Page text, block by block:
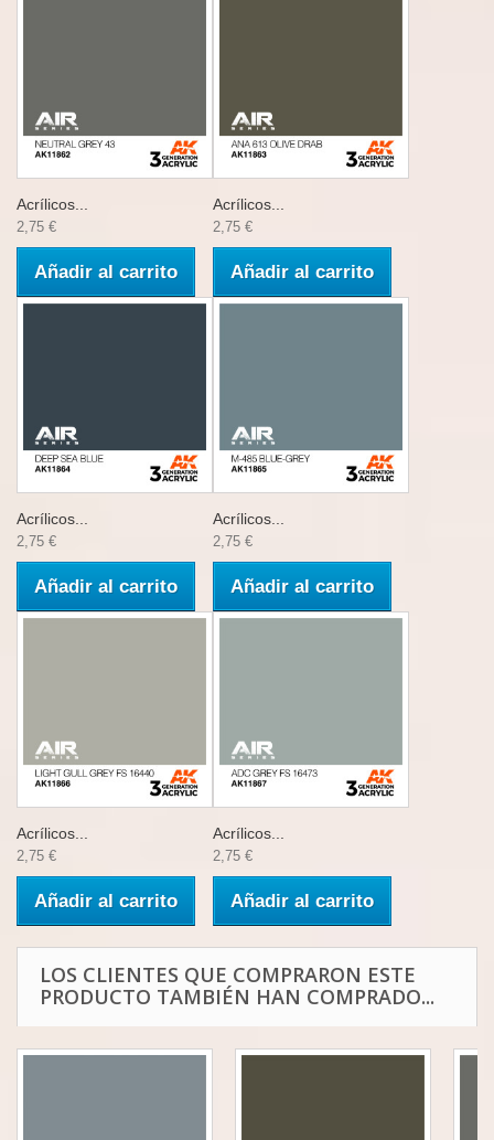
Acrílicos...
2,75 €
Añadir al carrito
Acrílicos...
2,75 €
Añadir al carrito
Acrílicos...
2,75 €
Añadir al carrito
Acrílicos...
2,75 €
Añadir al carrito
Acrílicos...
2,75 €
Añadir al carrito
Acrílicos...
2,75 €
Añadir al carrito
LOS CLIENTES QUE COMPRARON ESTE
PRODUCTO TAMBIÉN HAN COMPRADO...